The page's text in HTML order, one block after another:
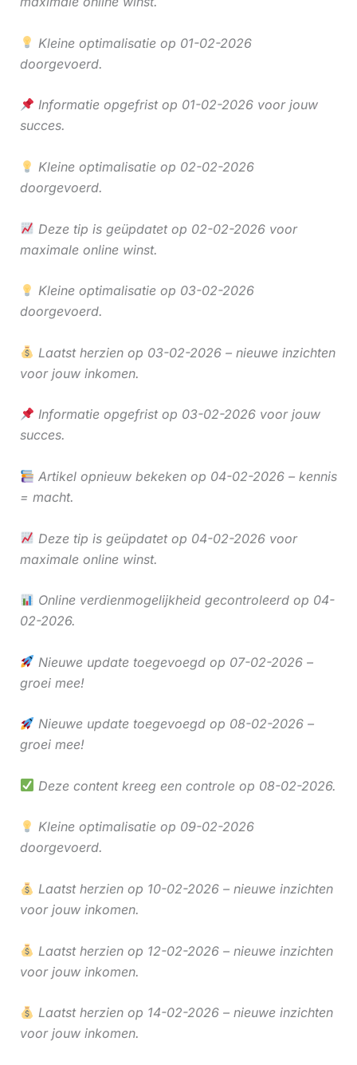
Kleine optimalisatie op 01-02-2026
doorgevoerd.
Informatie opgefrist op 01-02-2026 voor jouw
succes.
Kleine optimalisatie op 02-02-2026
doorgevoerd.
Deze tip is geüpdatet op 02-02-2026 voor
maximale online winst.
Kleine optimalisatie op 03-02-2026
doorgevoerd.
Laatst herzien op 03-02-2026 – nieuwe inzichten
voor jouw inkomen.
Informatie opgefrist op 03-02-2026 voor jouw
succes.
Artikel opnieuw bekeken op 04-02-2026 – kennis
= macht.
Deze tip is geüpdatet op 04-02-2026 voor
maximale online winst.
Online verdienmogelijkheid gecontroleerd op 04-
02-2026.
Nieuwe update toegevoegd op 07-02-2026 –
groei mee!
Nieuwe update toegevoegd op 08-02-2026 –
groei mee!
Deze content kreeg een controle op 08-02-2026.
Kleine optimalisatie op 09-02-2026
doorgevoerd.
Laatst herzien op 10-02-2026 – nieuwe inzichten
voor jouw inkomen.
Laatst herzien op 12-02-2026 – nieuwe inzichten
voor jouw inkomen.
Laatst herzien op 14-02-2026 – nieuwe inzichten
voor jouw inkomen.